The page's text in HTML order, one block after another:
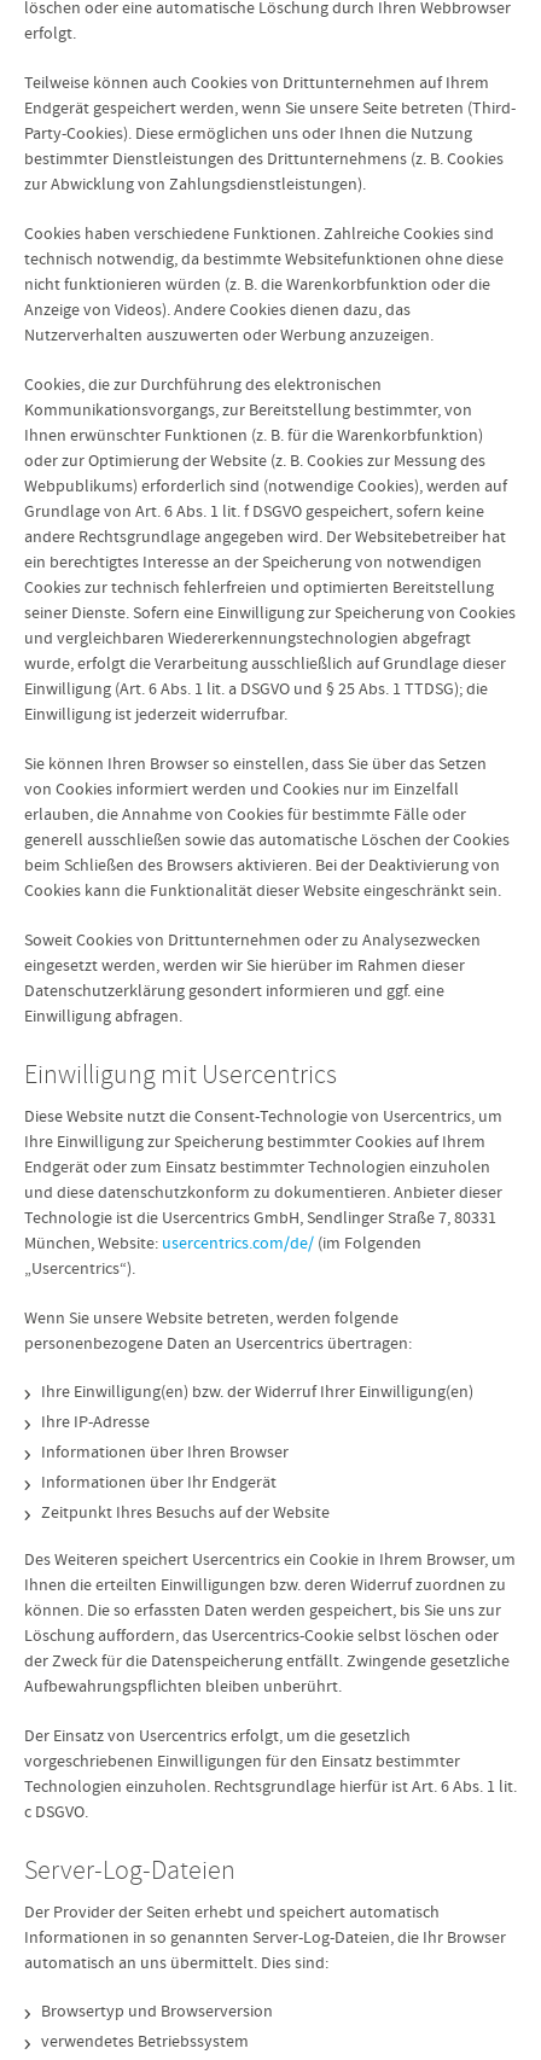
löschen oder eine automatische Löschung durch Ihren Webbrowser
erfolgt.
Teilweise können auch Cookies von Drittunternehmen auf Ihrem
Endgerät gespeichert werden, wenn Sie unsere Seite betreten (Third-
Party-Cookies). Diese ermöglichen uns oder Ihnen die Nutzung
bestimmter Dienstleistungen des Drittunternehmens (z. B. Cookies
zur Abwicklung von Zahlungsdienstleistungen).
Cookies haben verschiedene Funktionen. Zahlreiche Cookies sind
technisch notwendig, da bestimmte Websitefunktionen ohne diese
nicht funktionieren würden (z. B. die Warenkorbfunktion oder die
Anzeige von Videos). Andere Cookies dienen dazu, das
Nutzerverhalten auszuwerten oder Werbung anzuzeigen.
Cookies, die zur Durchführung des elektronischen
Kommunikationsvorgangs, zur Bereitstellung bestimmter, von
Ihnen erwünschter Funktionen (z. B. für die Warenkorbfunktion)
oder zur Optimierung der Website (z. B. Cookies zur Messung des
Webpublikums) erforderlich sind (notwendige Cookies), werden auf
Grundlage von Art. 6 Abs. 1 lit. f DSGVO gespeichert, sofern keine
andere Rechtsgrundlage angegeben wird. Der Websitebetreiber hat
ein berechtigtes Interesse an der Speicherung von notwendigen
Cookies zur technisch fehlerfreien und optimierten Bereitstellung
seiner Dienste. Sofern eine Einwilligung zur Speicherung von Cookies
und vergleichbaren Wiedererkennungstechnologien abgefragt
wurde, erfolgt die Verarbeitung ausschließlich auf Grundlage dieser
Einwilligung (Art. 6 Abs. 1 lit. a DSGVO und § 25 Abs. 1 TTDSG); die
Einwilligung ist jederzeit widerrufbar.
Sie können Ihren Browser so einstellen, dass Sie über das Setzen
von Cookies informiert werden und Cookies nur im Einzelfall
erlauben, die Annahme von Cookies für bestimmte Fälle oder
generell ausschließen sowie das automatische Löschen der Cookies
beim Schließen des Browsers aktivieren. Bei der Deaktivierung von
Cookies kann die Funktionalität dieser Website eingeschränkt sein.
Soweit Cookies von Drittunternehmen oder zu Analysezwecken
eingesetzt werden, werden wir Sie hierüber im Rahmen dieser
Datenschutzerklärung gesondert informieren und ggf. eine
Einwilligung abfragen.
Einwilligung mit Usercentrics
Diese Website nutzt die Consent-Technologie von Usercentrics, um
Ihre Einwilligung zur Speicherung bestimmter Cookies auf Ihrem
Endgerät oder zum Einsatz bestimmter Technologien einzuholen
und diese datenschutzkonform zu dokumentieren. Anbieter dieser
Technologie ist die Usercentrics GmbH, Sendlinger Straße 7, 80331
München, Website: usercentrics.com/de/ (im Folgenden
„Usercentrics“).
Wenn Sie unsere Website betreten, werden folgende
personenbezogene Daten an Usercentrics übertragen:
Ihre Einwilligung(en) bzw. der Widerruf Ihrer Einwilligung(en)
Ihre IP-Adresse
Informationen über Ihren Browser
Informationen über Ihr Endgerät
Zeitpunkt Ihres Besuchs auf der Website
Des Weiteren speichert Usercentrics ein Cookie in Ihrem Browser, um
Ihnen die erteilten Einwilligungen bzw. deren Widerruf zuordnen zu
können. Die so erfassten Daten werden gespeichert, bis Sie uns zur
Löschung auffordern, das Usercentrics-Cookie selbst löschen oder
der Zweck für die Datenspeicherung entfällt. Zwingende gesetzliche
Aufbewahrungspflichten bleiben unberührt.
Der Einsatz von Usercentrics erfolgt, um die gesetzlich
vorgeschriebenen Einwilligungen für den Einsatz bestimmter
Technologien einzuholen. Rechtsgrundlage hierfür ist Art. 6 Abs. 1 lit.
c DSGVO.
Server-Log-Dateien
Der Provider der Seiten erhebt und speichert automatisch
Informationen in so genannten Server-Log-Dateien, die Ihr Browser
automatisch an uns übermittelt. Dies sind:
Browsertyp und Browserversion
verwendetes Betriebssystem